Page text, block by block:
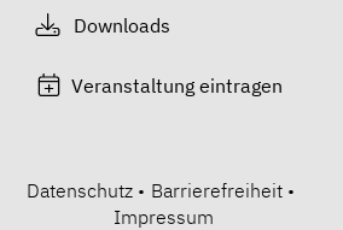
Downloads
Veranstaltung eintragen
Datenschutz • Barrierefreiheit •
Impressum